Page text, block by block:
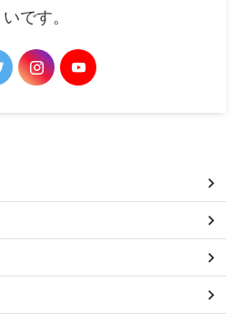
いです。